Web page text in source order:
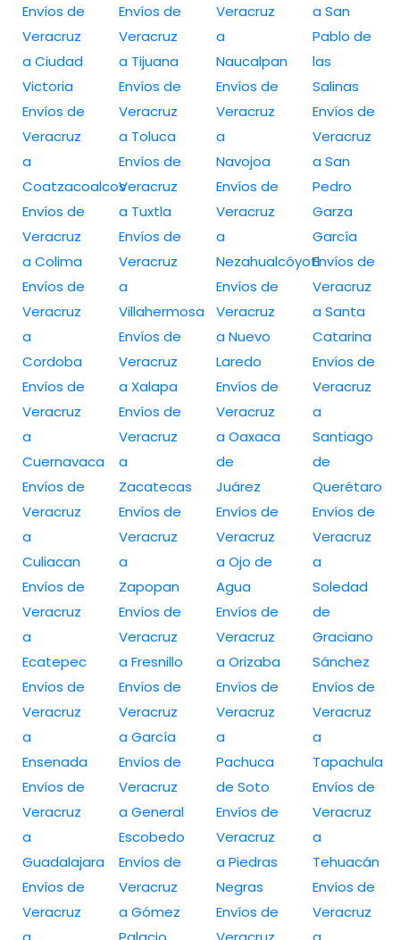
Envíos de
Veracruz
a Ciudad
Victoria
Envíos de
Veracruz
a
Coatzacoalcos
Envíos de
Veracruz
a Colima
Envíos de
Veracruz
a
Cordoba
Envíos de
Veracruz
a
Cuernavaca
Envíos de
Veracruz
a
Culiacan
Envíos de
Veracruz
a
Ecatepec
Envíos de
Veracruz
a
Ensenada
Envíos de
Veracruz
a
Guadalajara
Envíos de
Veracruz
Envíos de
Veracruz
a Tijuana
Envíos de
Veracruz
a Toluca
Envíos de
Veracruz
a Tuxtla
Envíos de
Veracruz
a
Villahermosa
Envíos de
Veracruz
a Xalapa
Envíos de
Veracruz
a
Zacatecas
Envíos de
Veracruz
a
Zapopan
Envíos de
Veracruz
a Fresnillo
Envíos de
Veracruz
a García
Envíos de
Veracruz
a General
Escobedo
Envíos de
Veracruz
a Gómez
Veracruz
a
Naucalpan
Envíos de
Veracruz
a
Navojoa
Envíos de
Veracruz
a
Nezahualcóyotl
Envíos de
Veracruz
a Nuevo
Laredo
Envíos de
Veracruz
a Oaxaca
de
Juárez
Envíos de
Veracruz
a Ojo de
Agua
Envíos de
Veracruz
a Orizaba
Envíos de
Veracruz
a
Pachuca
de Soto
Envíos de
Veracruz
a Piedras
Negras
Envíos de
a San
Pablo de
las
Salinas
Envíos de
Veracruz
a San
Pedro
Garza
García
Envíos de
Veracruz
a Santa
Catarina
Envíos de
Veracruz
a
Santiago
de
Querétaro
Envíos de
Veracruz
a
Soledad
de
Graciano
Sánchez
Envíos de
Veracruz
a
Tapachula
Envíos de
Veracruz
a
Tehuacán
Envíos de
Veracruz